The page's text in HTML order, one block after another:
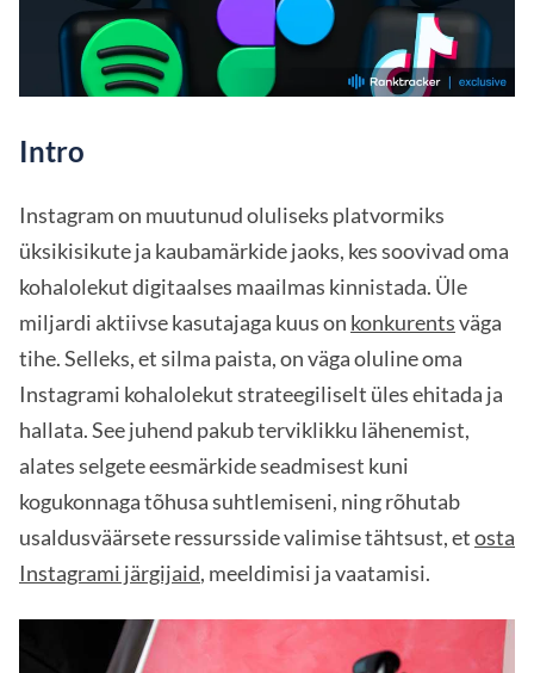
Intro
Instagram on muutunud oluliseks platvormiks
üksikisikute ja kaubamärkide jaoks, kes soovivad oma
kohalolekut digitaalses maailmas kinnistada. Üle
miljardi aktiivse kasutajaga kuus on konkurentsväga
tihe. Selleks, et silma paista, on väga oluline oma
Instagrami kohalolekut strateegiliselt üles ehitada ja
hallata. See juhend pakub terviklikku lähenemist,
alates selgete eesmärkide seadmisest kuni
kogukonnaga tõhusa suhtlemiseni, ning rõhutab
usaldusväärsete ressursside valimise tähtsust, etosta
Instagrami järgijaid, meeldimisi ja vaatamisi.